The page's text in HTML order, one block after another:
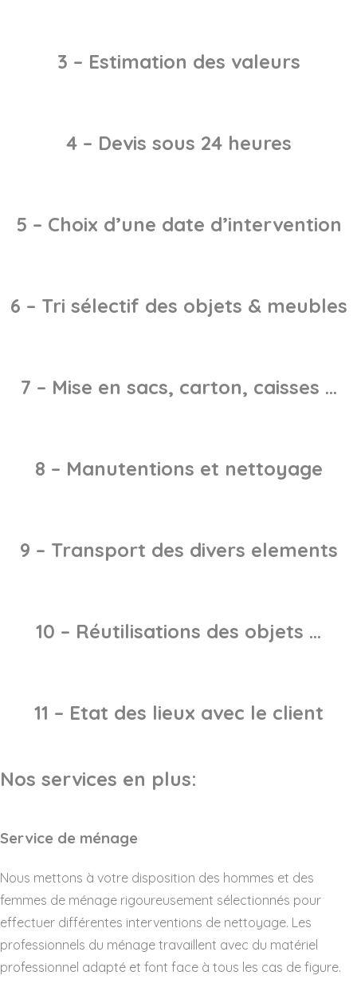
3 – Estimation des valeurs
4 – Devis sous 24 heures
5 – Choix d’une date d’intervention
6 – Tri sélectif des objets & meubles
7 – Mise en sacs, carton, caisses …
8 – Manutentions et nettoyage
9 – Transport des divers elements
10 – Réutilisations des objets …
11 – Etat des lieux avec le client
Nos services en plus:
Service de ménage
Nous mettons à votre disposition des hommes et des
femmes de ménage rigoureusement sélectionnés pour
effectuer différentes interventions de nettoyage. Les
professionnels du ménage travaillent avec du matériel
professionnel adapté et font face à tous les cas de figure.